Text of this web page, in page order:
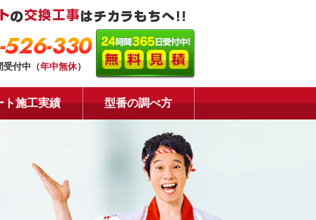
330
受付中（年中無休）
ト施工実績 型番の調べ方